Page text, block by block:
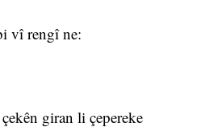
vî rengî ne:
giran li çepereke